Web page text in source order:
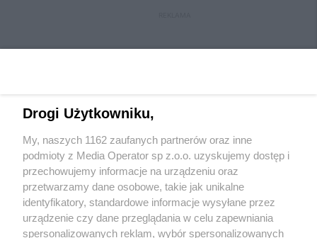
Wydawca mediówlokalnych
Drogi Użytkowniku,
My, naszych 1162 zaufanych partnerów oraz inne
podmioty z Media Operator sp z.o.o. uzyskujemy dostęp i
przechowujemy informacje na urządzeniu oraz
przetwarzamy dane osobowe, takie jak unikalne
identyfikatory, standardowe informacje wysyłane przez
urządzenie czy dane przeglądania w celu zapewniania
spersonalizowanych reklam, wybór spersonalizowanych